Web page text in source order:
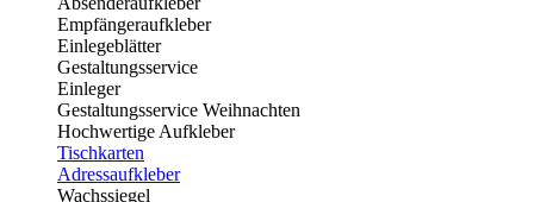
Empfängeraufkleber
Einlegeblätter
Gestaltungsservice
Einleger
Gestaltungsservice Weihnachten
Hochwertige Aufkleber
Tischkarten
Adressaufkleber
Wachssiegel